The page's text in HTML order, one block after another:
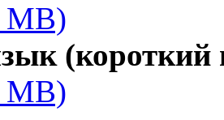
MB)
(короткий
MB)